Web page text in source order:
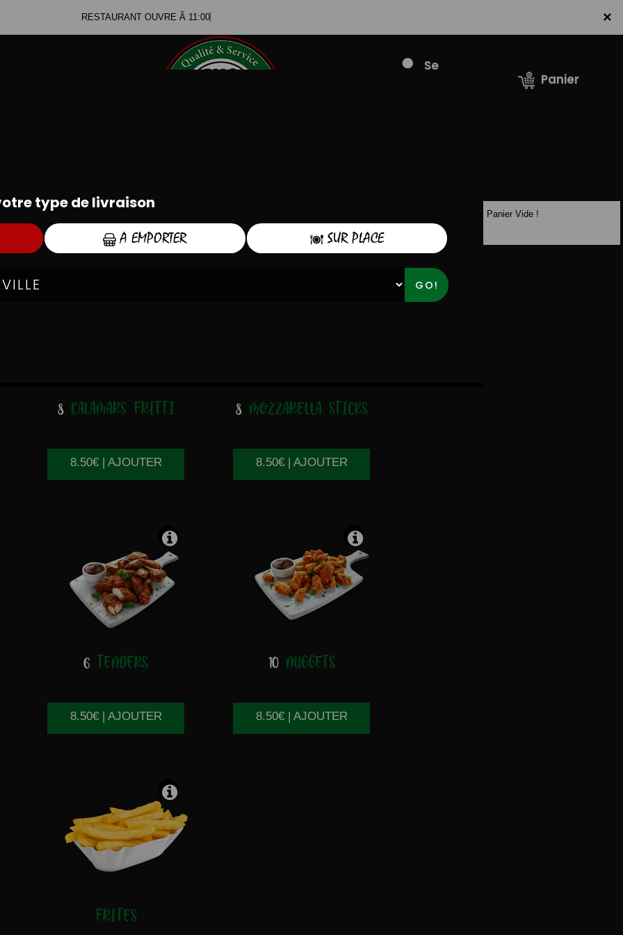
×
RESTAURANT OUVRE Ã 11:00
Se
Panier
TEX MEX
8CALAMARS FRITTI
8.50€ | AJOUTER
8MOZZARELLA STICKS
8.50€ | AJOUTER
6 TENDERS
8.50€ | AJOUTER
10NUGGETS
8.50€ | AJOUTER
FRITES
Panier Vide !